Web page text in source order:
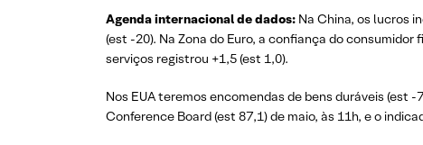
Agenda internacional de dados: Na China, os lucros
(est -20). Na Zona do Euro, a confiança do
serviços registrou +1,5 (est 1,0).
Nos EUA teremos encomendas de bens duráveis (est
Conference Board (est 87,1) de maio, às 11h, e o